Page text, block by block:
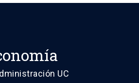
UC